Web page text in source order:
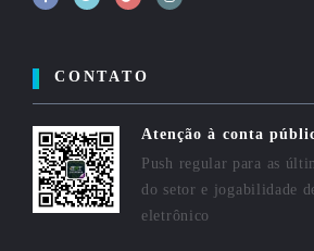
CONTATO
Atenção à conta
Push regular para as
do setor e jogabilidade
eletrônico